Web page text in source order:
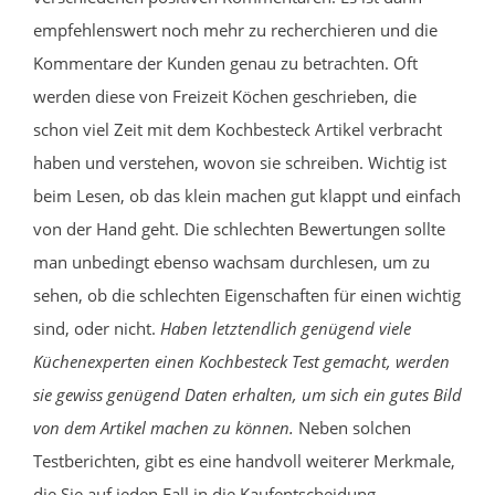
empfehlenswert noch mehr zu recherchieren und die
Kommentare der Kunden genau zu betrachten. Oft
werden diese von Freizeit Köchen geschrieben, die
schon viel Zeit mit dem Kochbesteck Artikel verbracht
haben und verstehen, wovon sie schreiben. Wichtig ist
beim Lesen, ob das klein machen gut klappt und einfach
von der Hand geht. Die schlechten Bewertungen sollte
man unbedingt ebenso wachsam durchlesen, um zu
sehen, ob die schlechten Eigenschaften für einen wichtig
sind, oder nicht. Haben letztendlich genügend viele
Küchenexperten einen Kochbesteck Test gemacht, werden
sie gewiss genügend Daten erhalten, um sich ein gutes Bild
von dem Artikel machen zu können. Neben solchen
Testberichten, gibt es eine handvoll weiterer Merkmale,